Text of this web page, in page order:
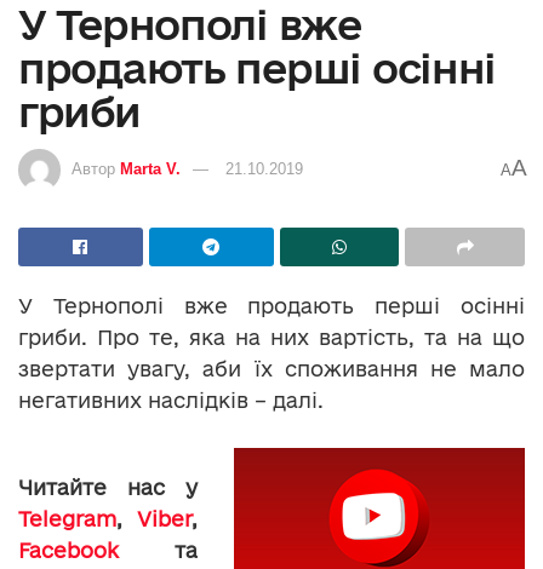
У Тернополі вже
продають перші осінні
гриби
Автор Marta V. 21.10.2019 AA
У Тернополі вже продають перші осінні
гриби. Про те, яка на них вартість, та на що
звертати увагу, аби їх споживання не мало
негативних наслідків – далі.
Читайте нас у
Telegram, Viber,
Facebookта